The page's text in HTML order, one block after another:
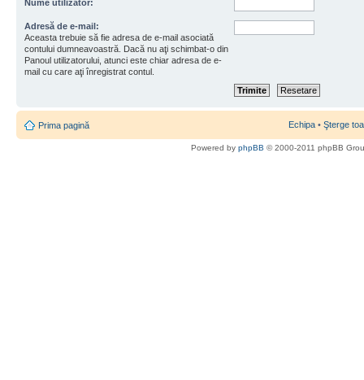
Nume utilizator:
Adresă de e-mail:
Aceasta trebuie să fie adresa de e-mail asociată
contului dumneavoastră. Dacă nu aţi schimbat-o din
Panoul utilizatorului, atunci este chiar adresa de e-
mail cu care aţi înregistrat contul.
Prima pagină Echipa • Şterge
Powered by phpBB © 2000-2011 phpBB